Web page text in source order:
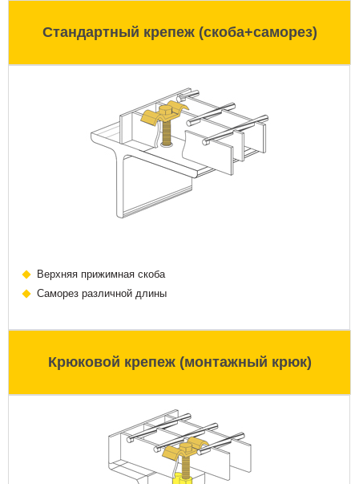
Стандартный крепеж (скоба+саморез)
Верхняя прижимная скоба
Саморез различной длины
Крюковой крепеж (монтажный крюк)